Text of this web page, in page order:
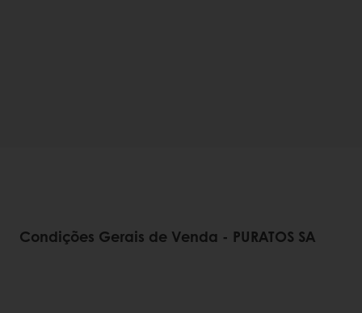
Condições Gerais de Venda - PURATOS SA